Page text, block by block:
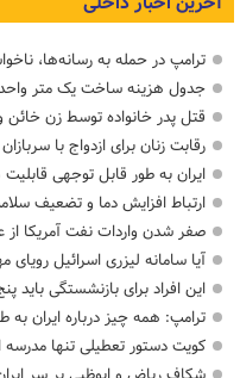
ترامپ در حمله‌ به رسانه‌ها،
جدول هزینه ساخت یک متر واحد مسکونی
قتل پدر خانواده توسط زن
رقابت زنان برای ازدواج با
ایران به طور قابل توجهی
ارتباط افزایش دما و تضعیف
صفر شدن واردات نفت آمریکا
آیا سامانه لیزری اسرائیل
این افراد برای بازنشستگی
ترامپ: همه چیز درباره ایران
کویت دستور تعطیلی تنها مدرسه